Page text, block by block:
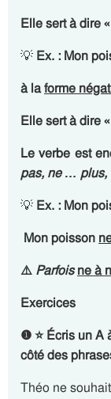
Elle sert à dire «
💡 Ex. : Mon
à laforme
Elle sert à dire «
Le verbe est
pas, ne …
💡 Ex. : Mon
Mon poisson
⚠️ Parfoisneà
Exercices
❶ ⭐ Écris un A
côté des
Théo ne